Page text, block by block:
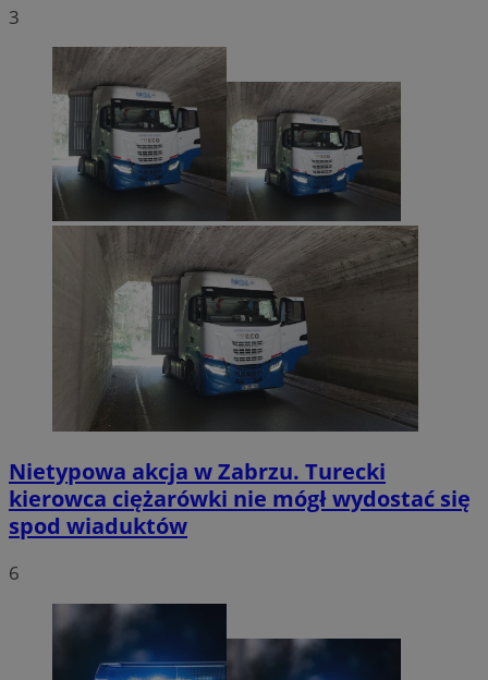
3
Nietypowa akcja w Zabrzu. Turecki
kierowca ciężarówki nie mógł wydostać się
spod wiaduktów
6